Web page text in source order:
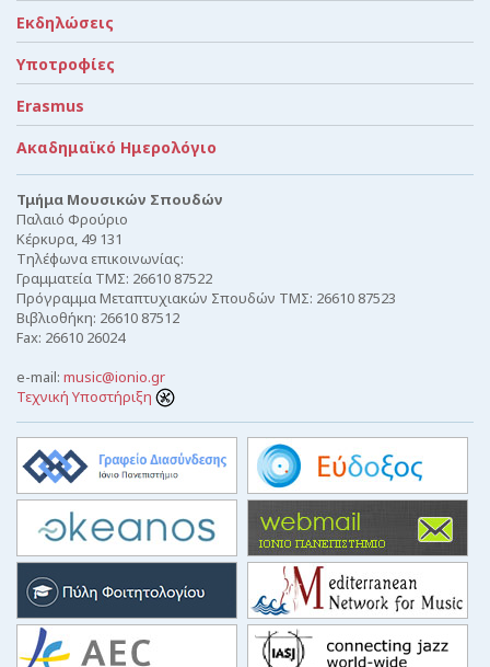
Εκδηλώσεις
Υποτροφίες
Erasmus
Ακαδημαϊκό Ημερολόγιο
Τμήμα Μουσικών Σπουδών
Παλαιό Φρούριο
Κέρκυρα, 49 131
Τηλέφωνα επικοινωνίας:
Γραμματεία ΤΜΣ: 26610 87522
Πρόγραμμα Μεταπτυχιακών Σπουδών ΤΜΣ: 26610 87523
Βιβλιοθήκη: 26610 87512
Fax: 26610 26024
e-mail: music@ionio.gr
Τεχνική Υποστήριξη